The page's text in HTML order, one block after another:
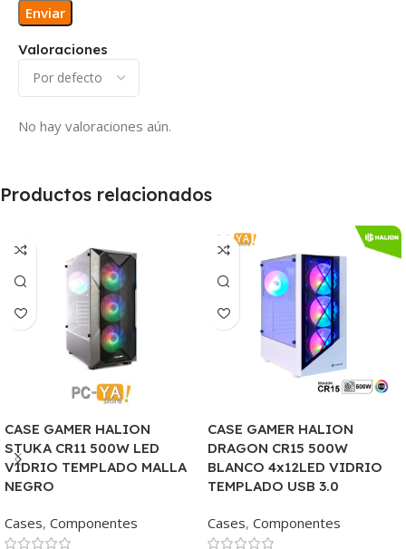
Valoraciones
No hay valoraciones aún.
Productos relacionados
CASE GAMER HALION
STUKA CR11 500W LED
VIDRIO TEMPLADO MALLA
NEGRO
Cases, Componentes
CASE GAMER HALION
DRAGON CR15 500W
BLANCO 4x12LED VIDRIO
TEMPLADO USB 3.0
Cases, Componentes